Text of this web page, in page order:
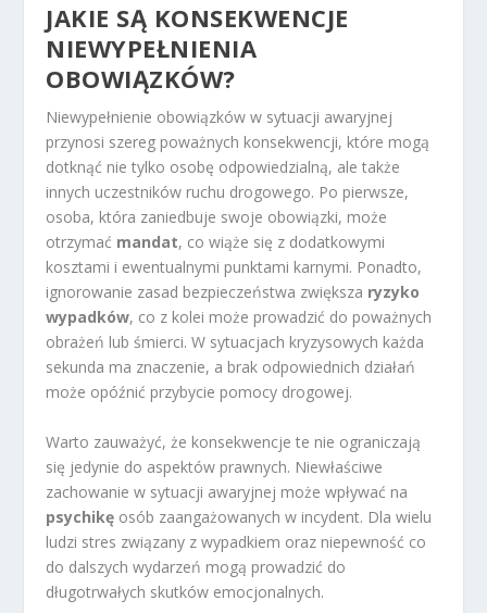
JAKIE SĄ KONSEKWENCJE
NIEWYPEŁNIENIA
OBOWIĄZKÓW?
Niewypełnienie obowiązków w sytuacji awaryjnej
przynosi szereg poważnych konsekwencji, które mogą
dotknąć nie tylko osobę odpowiedzialną, ale także
innych uczestników ruchu drogowego. Po pierwsze,
osoba, która zaniedbuje swoje obowiązki, może
otrzymać mandat, co wiąże się z dodatkowymi
kosztami i ewentualnymi punktami karnymi. Ponadto,
ignorowanie zasad bezpieczeństwa zwiększa ryzyko
wypadków, co z kolei może prowadzić do poważnych
obrażeń lub śmierci. W sytuacjach kryzysowych każda
sekunda ma znaczenie, a brak odpowiednich działań
może opóźnić przybycie pomocy drogowej.
Warto zauważyć, że konsekwencje te nie ograniczają
się jedynie do aspektów prawnych. Niewłaściwe
zachowanie w sytuacji awaryjnej może wpływać na
psychikę osób zaangażowanych w incydent. Dla wielu
ludzi stres związany z wypadkiem oraz niepewność co
do dalszych wydarzeń mogą prowadzić do
długotrwałych skutków emocjonalnych.